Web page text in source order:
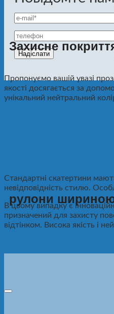
Захисне
рулони
Пропонуємо вашій увазі
якості досягається за
унікальний нейтральний
Стандартні скатертини
невідповідність стилю.
В цьому випадку є
призначений для захисту
відтінком. Висока якість і